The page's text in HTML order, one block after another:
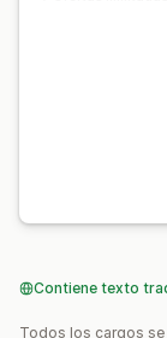
Contiene texto
Todos los cargos se